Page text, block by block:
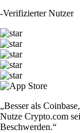
-Verifizierter Nutzer
„Besser als
Nutze Crypto.com
Beschwerden.“